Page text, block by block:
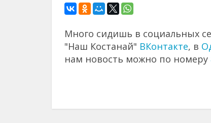
Много сидишь в социальных
"Наш Костанай" ВКонтакте, в
нам новость можно по номеру